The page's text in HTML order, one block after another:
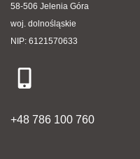
58-506 Jelenia Góra
woj. dolnośląskie
NIP: 6121570633
+48 786 100 760